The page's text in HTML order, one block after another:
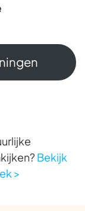
Bekijk
>